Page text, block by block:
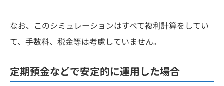
なお、このシミュレーションはすべて複利計算をしてい
て、手数料、税金等は考慮していません。
定期預金などで安定的に運用した場合